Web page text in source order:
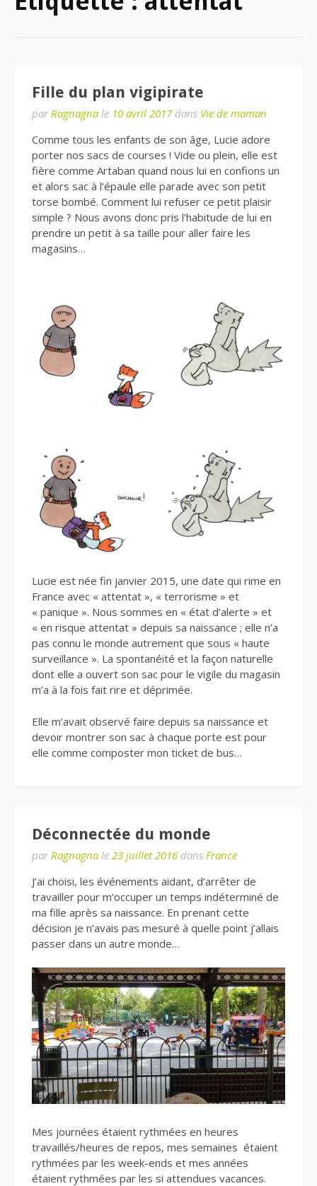
Fille du plan vigipirate
par Ragnagna le 10 avril 2017dans Vie de maman
Comme tous les enfants de son âge, Lucie adore
porter nos sacs de courses ! Vide ou plein, elle est
fière comme Artaban quand nous lui en confions un
et alors sac à l’épaule elle parade avec son petit
torse bombé. Comment lui refuser ce petit plaisir
simple ? Nous avons donc pris l’habitude de lui en
prendre un petit à sa taille pour aller faire les
magasins…
Lucie est née fin janvier 2015, une date qui rime en
France avec « attentat », « terrorisme » et
« panique ». Nous sommes en « état d’alerte » et
« en risque attentat » depuis sa naissance ; elle n’a
pas connu le monde autrement que sous « haute
surveillance ». La spontanéité et la façon naturelle
dont elle a ouvert son sac pour le vigile du magasin
m’a à la fois fait rire et déprimée.
Elle m’avait observé faire depuis sa naissance et
devoir montrer son sac à chaque porte est pour
elle comme composter mon ticket de bus…
Déconnectée du monde
par Ragnagna le 23 juillet 2016 dans France
J’ai choisi, les événements aidant, d’arrêter de
travailler pour m’occuper un temps indéterminé de
ma fille après sa naissance. En prenant cette
décision je n’avais pas mesuré à quelle point j’allais
passer dans un autre monde…
Mes journées étaient rythmées en heures
travaillés/heures de repos, mes semaines étaient
rythmées par les week-ends et mes années
étaient rythmées par les si attendues vacances.